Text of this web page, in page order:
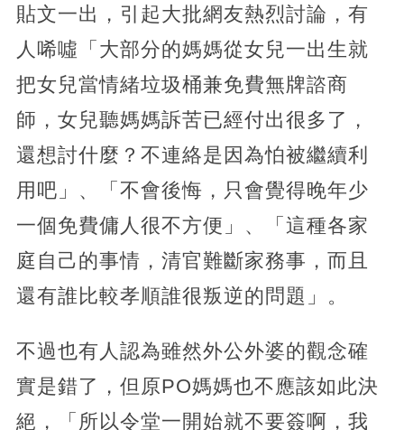
貼文一出，引起大批網友熱烈討論，有
人唏噓「大部分的媽媽從女兒一出生就
把女兒當情緒垃圾桶兼免費無牌諮商
師，女兒聽媽媽訴苦已經付出很多了，
還想討什麼？不連絡是因為怕被繼續利
用吧」、「不會後悔，只會覺得晚年少
一個免費傭人很不方便」、「這種各家
庭自己的事情，清官難斷家務事，而且
還有誰比較孝順誰很叛逆的問題」。
不過也有人認為雖然外公外婆的觀念確
實是錯了，但原PO媽媽也不應該如此決
絕，「所以令堂一開始就不要簽啊，我